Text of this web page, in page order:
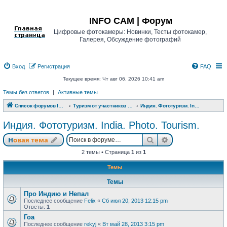
INFO CAM | Форум
Цифровые фотокамеры: Новинки, Тесты фотокамер,
Галерея, Обсуждение фотографий
Вход Регистрация FAQ
Текущее время: Чт авг 06, 2026 10:41 am
Темы без ответов | Активные темы
Список форумов INFO CAM | Форум Индия. Фототуризм. India. Photo. Tourism.
Индия. Фототуризм. India. Photo. Tourism.
Новая тема
Новаятема ПоискРасширенный
2 темы • Страница 1 из 1
Темы
Темы
Про Индию и Непал
Последнее сообщение Felix « Сб июл 20, 2013 12:15 pm
Ответы: 1
Гоа
Последнее сообщение rekyj « Вт май 28, 2013 3:15 pm